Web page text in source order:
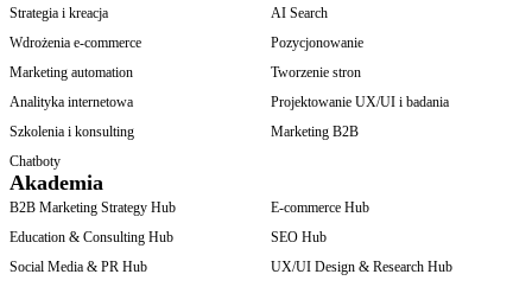
Strategia i kreacja
AI Search
Wdrożenia e-commerce
Pozycjonowanie
Marketing automation
Tworzenie stron
Analityka internetowa
Projektowanie UX/UI i badania
Szkolenia i konsulting
Marketing B2B
Chatboty
Akademia
B2B Marketing Strategy Hub
E-commerce Hub
Education & Consulting Hub
SEO Hub
Social Media & PR Hub
UX/UI Design & Research Hub